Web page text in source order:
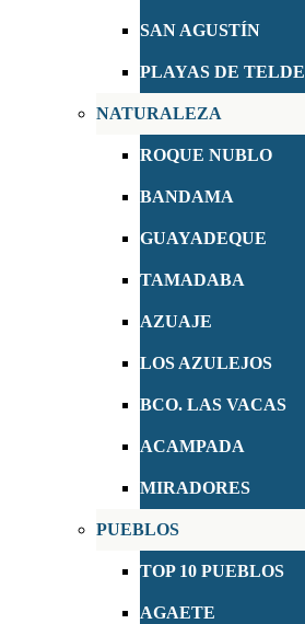
SAN AGUSTÍN
PLAYAS DE TELDE
NATURALEZA
ROQUE NUBLO
BANDAMA
GUAYADEQUE
TAMADABA
AZUAJE
LOS AZULEJOS
BCO. LAS VACAS
ACAMPADA
MIRADORES
PUEBLOS
TOP 10 PUEBLOS
AGAETE